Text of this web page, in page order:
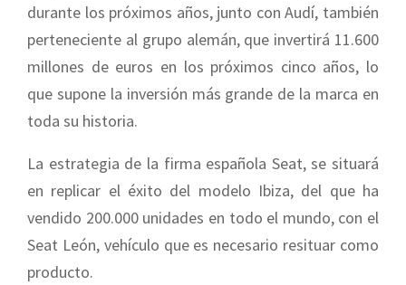
durante los próximos años, junto con Audí, también
perteneciente al grupo alemán, que invertirá 11.600
millones de euros en los próximos cinco años, lo
que supone la inversión más grande de la marca en
toda su historia.
La estrategia de la firma española Seat, se situará
en replicar el éxito del modelo Ibiza, del que ha
vendido 200.000 unidades en todo el mundo, con el
Seat León, vehículo que es necesario resituar como
producto.